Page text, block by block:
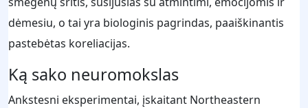
dėmesiu, o tai yra biologinis pagrindas, paaiškinantis
pastebėtas koreliacijas.
Ką sako neuromokslas
Ankstesni eksperimentai, įskaitant Northeastern